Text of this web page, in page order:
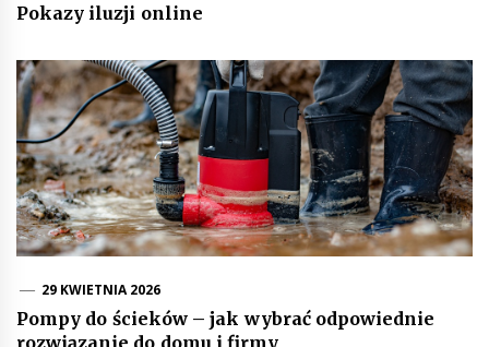
Pokazy iluzji online
29 KWIETNIA 2026
Pompy do ścieków – jak wybrać odpowiednie
rozwiązanie do domu i firmy